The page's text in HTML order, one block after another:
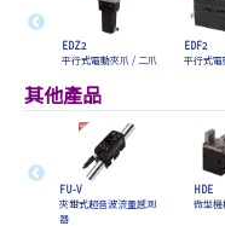
EDZ2
平行式電動夾爪 / 二爪
EDF2
平行式電
其他產品
FU-V
夾鉗式超音波流量感測
器
HDE
微型機